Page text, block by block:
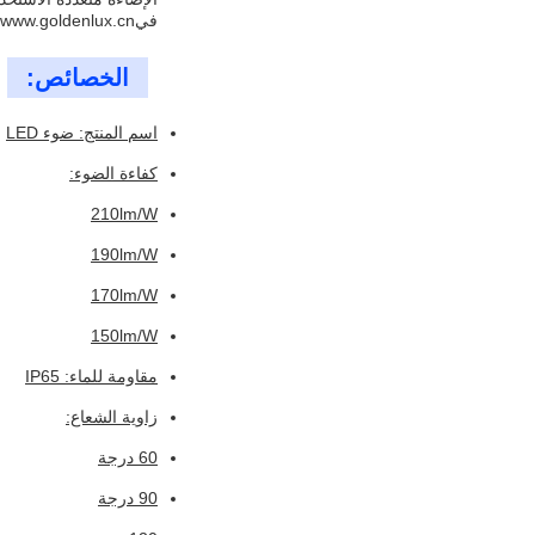
فيwww.goldenlux.cn
الخصائص:
اسم المنتج: ضوء LED
كفاءة الضوء:
210lm/W
190lm/W
170lm/W
150lm/W
مقاومة للماء: IP65
زاوية الشعاع:
60 درجة
90 درجة